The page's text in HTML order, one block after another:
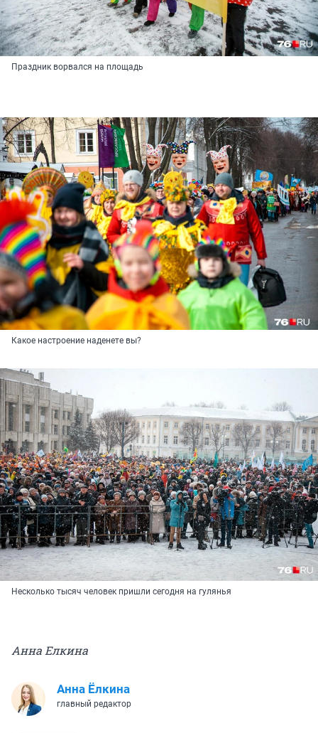
Праздник ворвался на площадь
Какое настроение наденете вы?
Несколько тысяч человек пришли сегодня на гулянья
Анна Елкина
Анна Ёлкина
главный редактор